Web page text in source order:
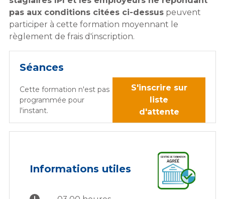
pas aux conditions citées ci-dessus peuvent
participer à cette formation moyennant le
règlement de frais d'inscription.
Séances
Cette formation n'est pas
programmée pour
l'instant.
S'inscrire sur
liste
d'attente
Informations utiles